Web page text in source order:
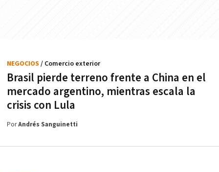
Brasil pierde terreno frente a China en el
mercado argentino, mientras escala la
crisis con Lula
NEGOCIOS / Comercio exterior
PorAndrés Sanguinetti